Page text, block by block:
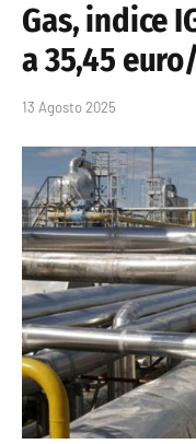
Gas, indice
a 35,45
13 Agosto 2025